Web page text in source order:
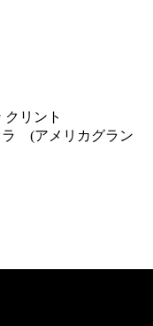
リント
(アメリカグラン